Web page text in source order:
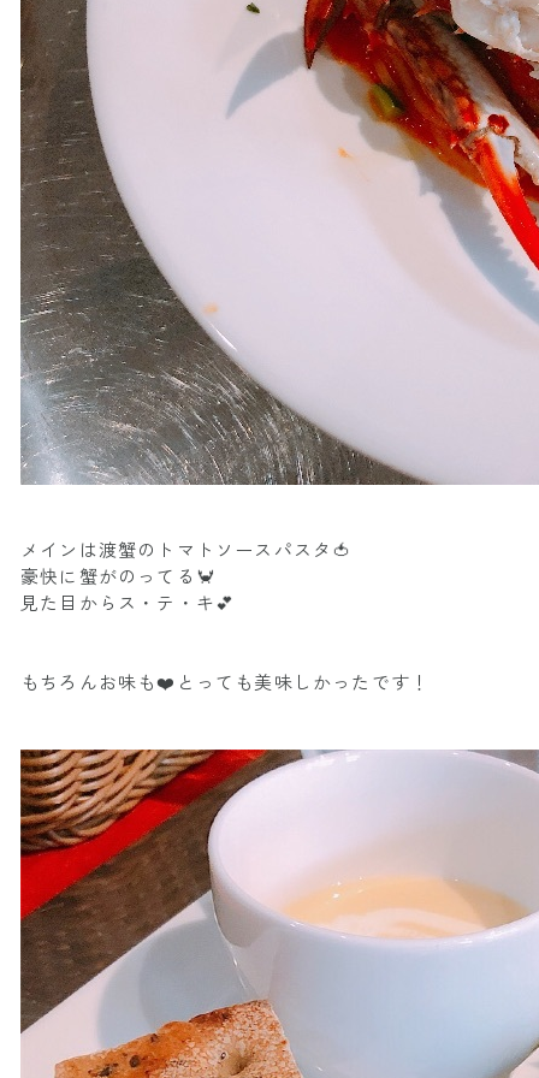
メインは渡蟹のトマトソースパスタ🍅
豪快に蟹がのってる🦀
見た目からス・テ・キ💕
もちろんお味も❤️とっても美味しかったです！